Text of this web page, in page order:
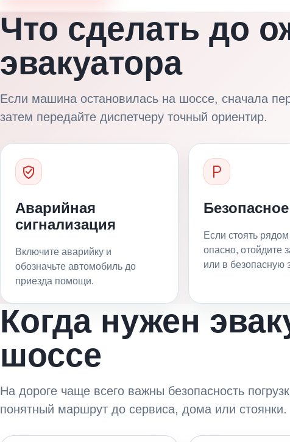
Что сделать до
эвакуатора
Если машина остановилась на шоссе, сначала
затем передайте диспетчеру точный ориентир.
Аварийная
сигнализация
Включите аварийку и
обозначьте автомобиль до
приезда помощи.
Если стоять
опасно, отойдите
или в безопасную
Когда нужен
шоссе
На дороге чаще всего важны безопасность
понятный маршрут до сервиса, дома или стоянки.